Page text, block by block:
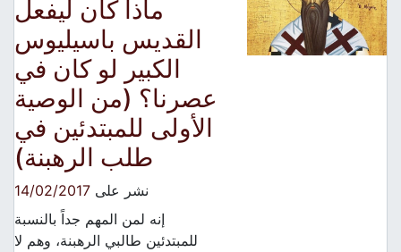
ماذا كان ليفعل
القديس باسيليوس
الكبير لو كان في
عصرنا؟ (من الوصية
الأولى للمبتدئين في
طلب الرهبنة)
نشر على14/02/2017
إنه لمن المهم جداً بالنسبة
للمبتدئين طالبي الرهبنة، وهم لا